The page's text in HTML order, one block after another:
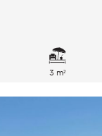
3 m²